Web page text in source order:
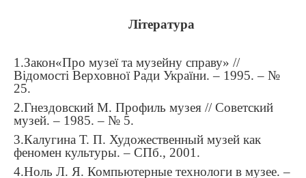
Література
1.Закон«Про музеї та музейну справу» //
Відомості Верховної Ради України. – 1995. – №
25.
2.Гнездовский М. Профиль музея // Советский
музей. – 1985. – № 5.
3.Калугина Т. П. Художественный музей как
феномен культуры. – СПб., 2001.
4.Ноль Л. Я. Компьютерные технологи в музее. –